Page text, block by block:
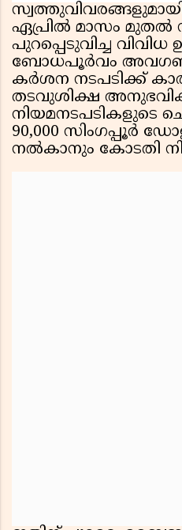
സ്വത്തുവിവരങ്ങളുമായി
ഏപ്രിൽ മാസം മുതൽ
പുറപ്പെടുവിച്ച
ബോധപൂർവം
കർശന നടപടിക്ക്
തടവുശിക്ഷ
നിയമനടപടികളുടെ
90,000 സിംഗപ്പൂർ
നൽകാനും കോടതി